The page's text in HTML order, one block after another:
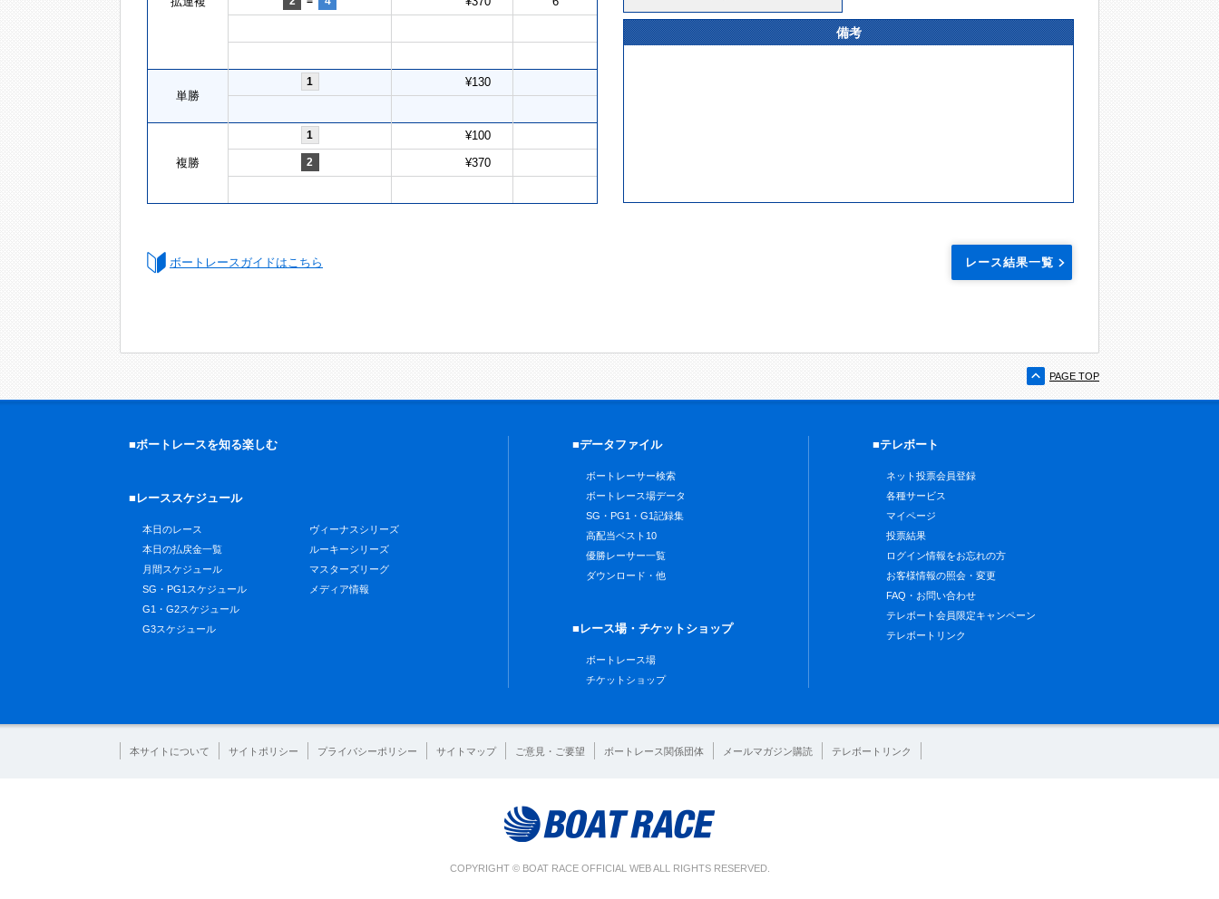
単勝
1 ¥130
複勝
1 ¥100
2 ¥370
備考
ボートレースガイドはこちら レース結果一覧
PAGE TOP
■ボートレースを知る楽しむ
■レーススケジュール
本日のレース
本日の払戻金一覧
月間スケジュール
SG・PG1スケジュール
G1・G2スケジュール
G3スケジュール
ヴィーナスシリーズ
ルーキーシリーズ
マスターズリーグ
メディア情報
■データファイル
ボートレーサー検索
ボートレース場データ
SG・PG1・G1記録集
高配当ベスト10
優勝レーサー一覧
ダウンロード・他
■レース場・チケットショップ
ボートレース場
チケットショップ
■テレボート
ネット投票会員登録
各種サービス
マイページ
投票結果
ログイン情報をお忘れの方
お客様情報の照会・変更
FAQ・お問い合わせ
テレボート会員限定キャンペーン
テレボートリンク
本サイトについて サイトポリシー プライバシーポリシー サイトマップ ご意見・ご要望 ボートレース関係団体 メールマガジン購読 テレボートリンク
COPYRIGHT © BOAT RACE OFFICIAL WEB ALL RIGHTS RESERVED.